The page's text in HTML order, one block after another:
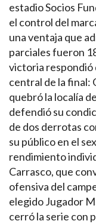
estadio Socios
el control del
una ventaja que
parciales fueron
victoria respondió
central de la final:
quebró la localía
defendió su
de dos derrotas
su público en el
rendimiento
Carrasco, que
ofensiva del
elegido Jugador
cerró la serie con